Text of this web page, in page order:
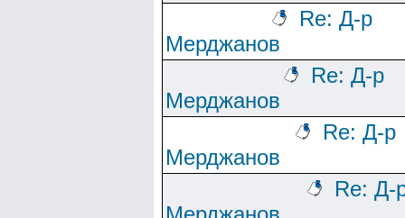
Re: Д-р
Мерджанов
Re: Д-р
Мерджанов
Re: Д-р
Мерджанов
Re: Д-